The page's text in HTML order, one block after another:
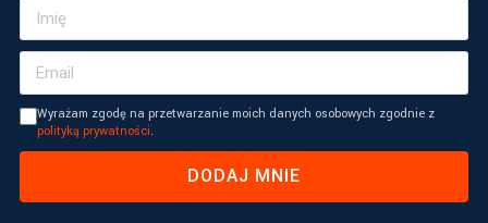
Wyrażam zgodę na przetwarzanie moich danych osobowych zgodnie z
polityką prywatności.
DODAJ MNIE